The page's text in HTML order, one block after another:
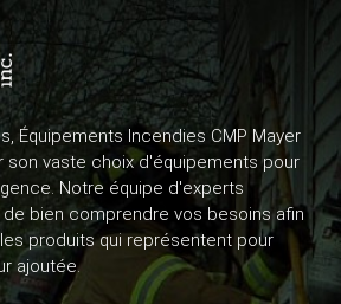
Équipements Incendies CMP Mayer
son vaste choix d'équipements pour
Notre équipe d'experts
bien comprendre vos besoins afin
produits qui représentent pour
ajoutée.